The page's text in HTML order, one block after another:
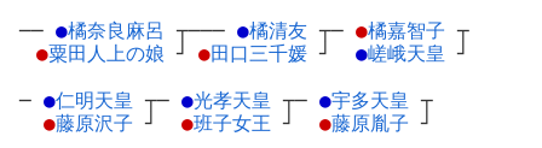
── ●橘奈良麻呂 ┬
●粟田人上の娘 ┘
─── ●橘清友 ┬
●田口三千媛 ┘
─ ●橘嘉智子 ┬
●嵯峨天皇 ┘
─ ●仁明天皇 ┬
●藤原沢子 ┘
─ ●光孝天皇 ┬
●班子女王 ┘
─ ●宇多天皇 ┬
●藤原胤子 ┘